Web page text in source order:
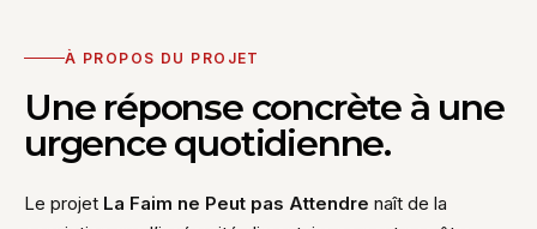
À PROPOS DU PROJET
Une réponse concrète à une
urgence quotidienne.
Le projet La Faim ne Peut pas Attendre naît de la